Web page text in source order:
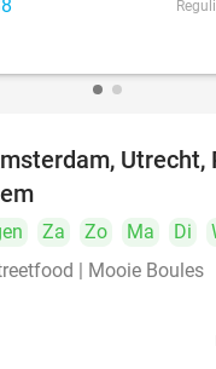
Utrecht,
Za Zo Ma Di
| Mooie Boules